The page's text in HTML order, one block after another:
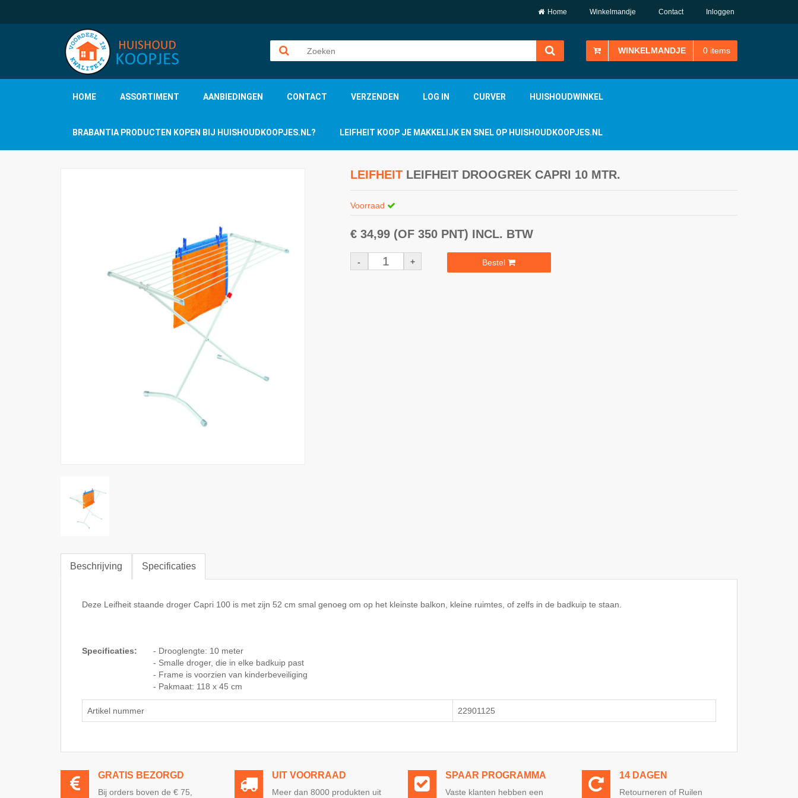
Home Winkelmandje Contact Inloggen
WINKELMANDJE 0 items
HOME ASSORTIMENT AANBIEDINGEN CONTACT VERZENDEN LOG IN CURVER HUISHOUDWINKEL
BRABANTIA PRODUCTEN KOPEN BIJ HUISHOUDKOOPJES.NL? LEIFHEIT KOOP JE MAKKELIJK EN SNEL OP HUISHOUDKOOPJES.NL
LEIFHEITLEIFHEIT DROOGREK CAPRI 10 MTR.
Voorraad
€ 34,99 (OF 350 PNT) INCL. BTW
- + Bestel
Beschrijving Specificaties
Deze Leifheit staande droger Capri 100 is met zijn 52 cm smal genoeg om op het kleinste balkon, kleine ruimtes, of zelfs in de badkuip te staan.
Specificaties:
- Drooglengte: 10 meter
- Smalle droger, die in elke badkuip past
- Frame is voorzien van kinderbeveiliging
- Pakmaat: 118 x 45 cm
Artikel nummer 22901125
GRATIS BEZORGD
Bij orders boven de € 75,
UIT VOORRAAD
Meer dan 8000 produkten uit
SPAAR PROGRAMMA
Vaste klanten hebben een
14 DAGEN
Retourneren of Ruilen